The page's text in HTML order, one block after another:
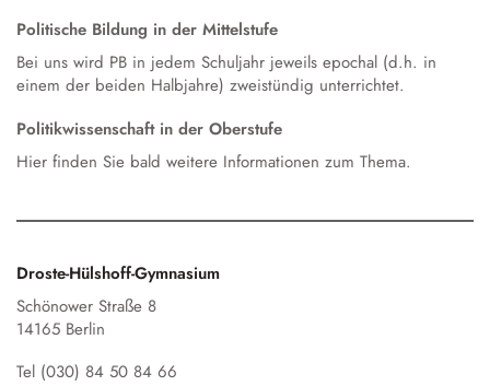
Politische Bildung in der Mittelstufe
Bei uns wird PB in jedem Schuljahr jeweils epochal (d.h. in
einem der beiden Halbjahre) zweistündig unterrichtet.
Politikwissenschaft in der Oberstufe
Hier finden Sie bald weitere Informationen zum Thema.
Droste-Hülshoff-Gymnasium
Schönower Straße 8
14165 Berlin
Tel (030) 84 50 84 66